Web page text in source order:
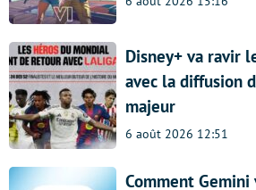
Disney+ va ravir
avec la diffusion
majeur
6 août 2026 12:51
Comment Gemini